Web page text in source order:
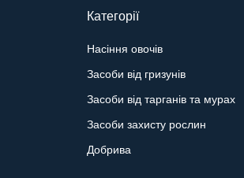
Категорії
Насіння овочів
Засоби від гризунів
Засоби від тарганів та мурах
Засоби захисту рослин
Добрива